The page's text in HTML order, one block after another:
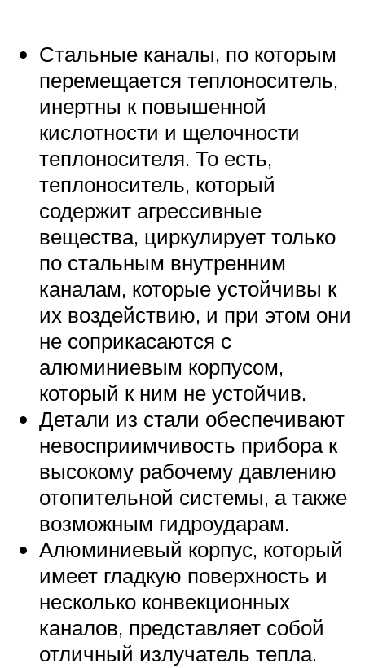
Стальные каналы, по которым
перемещается теплоноситель,
инертны к повышенной
кислотности и щелочности
теплоносителя. То есть,
теплоноситель, который
содержит агрессивные
вещества, циркулирует только
по стальным внутренним
каналам, которые устойчивы к
их воздействию, и при этом они
не соприкасаются с
алюминиевым корпусом,
который к ним не устойчив.
Детали из стали обеспечивают
невосприимчивость прибора к
высокому рабочему давлению
отопительной системы, а также
возможным гидроударам.
Алюминиевый корпус, который
имеет гладкую поверхность и
несколько конвекционных
каналов, представляет собой
отличный излучатель тепла.